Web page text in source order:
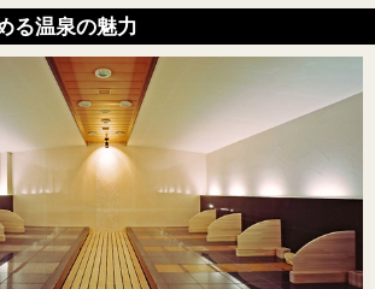
る温泉の魅力